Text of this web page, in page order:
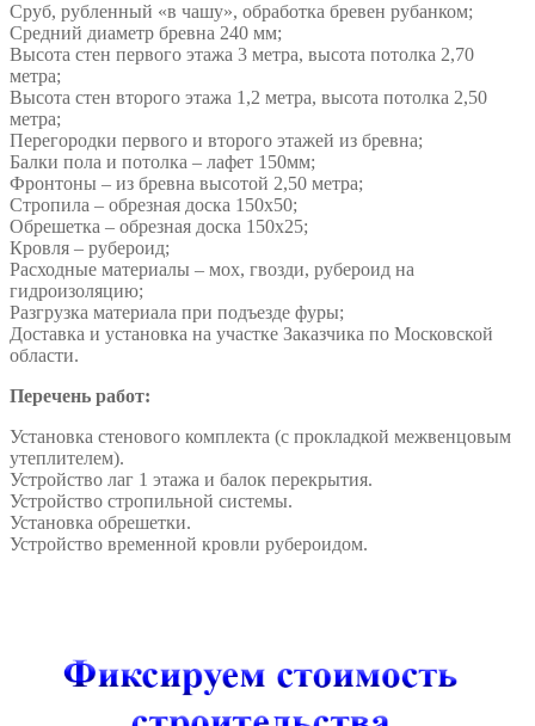
Сруб, рубленный «в чашу», обработка бревен рубанком;
Средний диаметр бревна 240 мм;
Высота стен первого этажа 3 метра, высота потолка 2,70
метра;
Высота стен второго этажа 1,2 метра, высота потолка 2,50
метра;
Перегородки первого и второго этажей из бревна;
Балки пола и потолка – лафет 150мм;
Фронтоны – из бревна высотой 2,50 метра;
Стропила – обрезная доска 150х50;
Обрешетка – обрезная доска 150х25;
Кровля – рубероид;
Расходные материалы – мох, гвозди, рубероид на
гидроизоляцию;
Разгрузка материала при подъезде фуры;
Доставка и установка на участке Заказчика по Московской
области.
Перечень работ:
Установка стенового комплекта (c прокладкой межвенцовым
утеплителем).
Устройство лаг 1 этажа и балок перекрытия.
Устройство стропильной системы.
Установка обрешетки.
Устройство временной кровли рубероидом.